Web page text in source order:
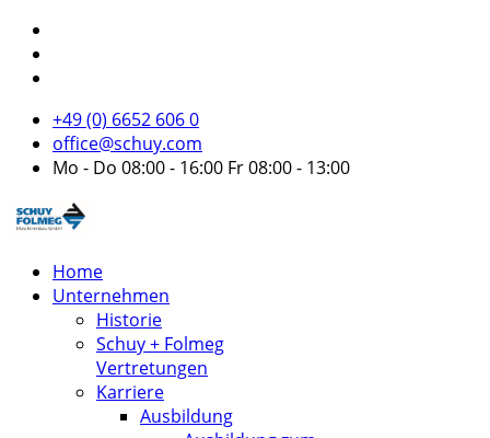
+49 (0) 6652 606 0
office@schuy.com
Mo - Do 08:00 - 16:00 Fr 08:00 - 13:00
Home
Unternehmen
Historie
Schuy + Folmeg
Vertretungen
Karriere
Ausbildung